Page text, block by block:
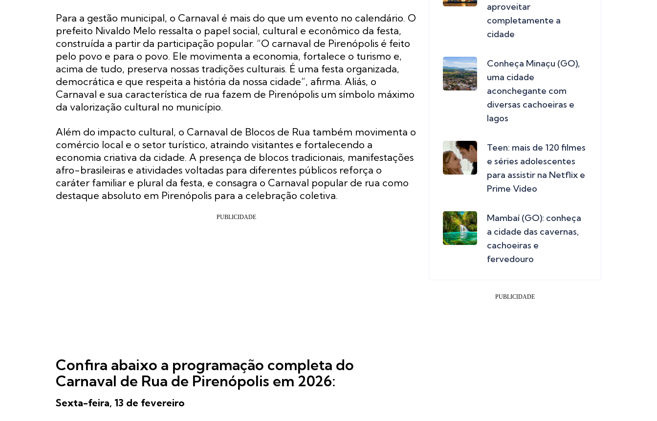
Para a gestão municipal, o Carnaval é mais do que um evento no calendário. O
prefeito Nivaldo Melo ressalta o papel social, cultural e econômico da festa,
construída a partir da participação popular. “O carnaval de Pirenópolis é feito
pelo povo e para o povo. Ele movimenta a economia, fortalece o turismo e,
acima de tudo, preserva nossas tradições culturais. É uma festa organizada,
democrática e que respeita a história da nossa cidade”, afirma. Aliás, o
Carnaval e sua característica de rua fazem de Pirenópolis um símbolo máximo
da valorização cultural no município.
Além do impacto cultural, o Carnaval de Blocos de Rua também movimenta o
comércio local e o setor turístico, atraindo visitantes e fortalecendo a
economia criativa da cidade. A presença de blocos tradicionais, manifestações
afro-brasileiras e atividades voltadas para diferentes públicos reforça o
caráter familiar e plural da festa, e consagra o Carnaval popular de rua como
destaque absoluto em Pirenópolis para a celebração coletiva.
Confira abaixo a programação completa do
Carnaval de Rua de Pirenópolis em 2026:
Sexta-feira, 13 de fevereiro
aproveitar
completamente a
cidade
Conheça Minaçu (GO),
uma cidade
aconchegante com
diversas cachoeiras e
lagos
Teen: mais de 120 filmes
e séries adolescentes
para assistir na Netflix e
Prime Video
Mambaí (GO): conheça
a cidade das cavernas,
cachoeiras e
fervedouro